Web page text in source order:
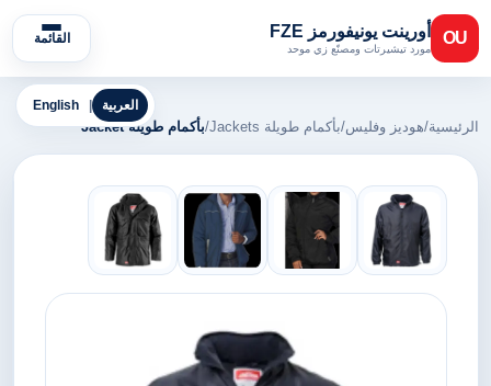
OU أورينت يونيفورمز FZE
مورد تيشيرتات ومصنّع زي موحد
القائمة
English العربية
الرئيسية/هوديز وفليس/بأكمام طويلة Jackets /بأكمام طويلة Jacket